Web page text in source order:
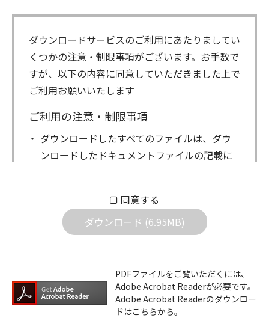
ダウンロードサービスのご利用にあたりましてい
くつかの注意・制限事項がございます。お手数で
すが、以下の内容に同意していただきました上で
ご利用お願いいたします
ご利用の注意・制限事項
ダウンロードしたすべてのファイルは、ダウ
ンロードしたドキュメントファイルの記載に
社は一切の責任を負いません。また、ファイ
ルの内容などの変更は一切行わないでくださ
機器のコントロールコマンドの仕様書、およ
びその他すべてのダウンロードファイルにつ
いての著作権を含むすべての権利は、アイコ
同意する
ダウンロード (6.95MB)
PDFファイルをご覧いただくには、
Adobe Acrobat Readerが必要です。
Adobe Acrobat Readerのダウンロー
ドはこちらから。